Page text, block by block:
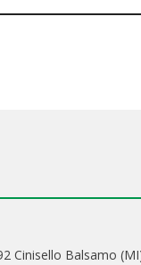
Cinisello Balsamo